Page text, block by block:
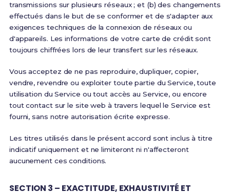
transmissions sur plusieurs réseaux ; et (b) des changements
effectués dans le but de se conformer et de s'adapter aux
exigences techniques de la connexion de réseaux ou
d'appareils. Les informations de votre carte de crédit sont
toujours chiffrées lors de leur transfert sur les réseaux.
Vous acceptez de ne pas reproduire, dupliquer, copier,
vendre, revendre ou exploiter toute partie du Service, toute
utilisation du Service ou tout accès au Service, ou encore
tout contact sur le site web à travers lequel le Service est
fourni, sans notre autorisation écrite expresse.
Les titres utilisés dans le présent accord sont inclus à titre
indicatif uniquement et ne limiteront ni n'affecteront
aucunement ces conditions.
SECTION 3 – EXACTITUDE, EXHAUSTIVITÉ ET